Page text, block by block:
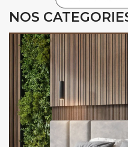
NOS